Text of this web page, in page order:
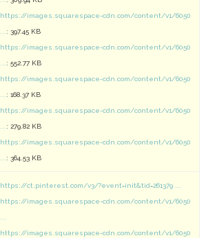
https://images.squarespace-cdn.com/content/v1/6050
: 397.45 KB
https://images.squarespace-cdn.com/content/v1/6050
: 552.77 KB
https://images.squarespace-cdn.com/content/v1/6050
: 168.37 KB
https://images.squarespace-cdn.com/content/v1/6050
: 279.82 KB
https://images.squarespace-cdn.com/content/v1/6050
: 364.53 KB
https://ct.pinterest.com/v3/?event=init&tid=261379 ...
https://images.squarespace-cdn.com/content/v1/6050
https://images.squarespace-cdn.com/content/v1/6050